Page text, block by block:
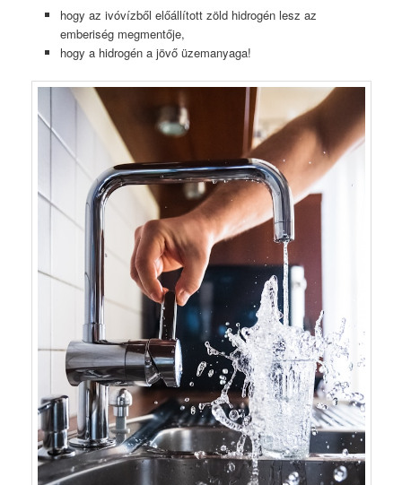
hogy az ivóvízből előállított zöld hidrogén lesz az
emberiség megmentője,
hogy a hidrogén a jövő üzemanyaga!